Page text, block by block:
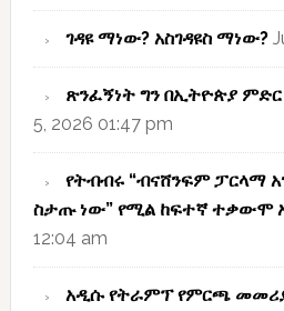
ገዳዩ ማነው? አስገዳዩስ ማነው?
ጽንፈኝነት ግን በኢትዮጵያ
5, 2026 01:47 pm
የትብብሩ “ብናሸንፍም ፓርላማ
ስታጡ ነው” የሚል ከፍተኛ ተቃውሞ
12:04 am
አዲሱ የትራምፕ የምርጫ